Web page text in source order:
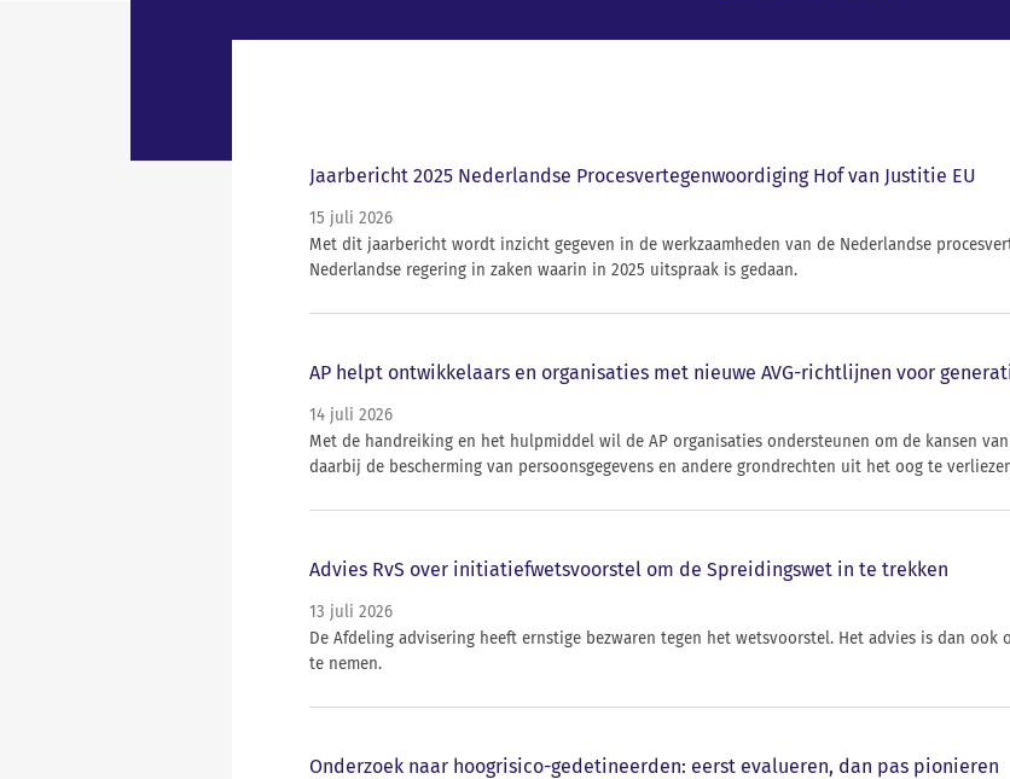
Jaarbericht 2025 Nederlandse Procesvertegenwoordiging Hof van Justitie EU
15 juli 2026
Met dit jaarbericht wordt inzicht gegeven in de werkzaamheden van de Nederlandse
Nederlandse regering in zaken waarin in 2025 uitspraak is gedaan.
AP helpt ontwikkelaars en organisaties met nieuwe AVG-richtlijnen voor
14 juli 2026
Met de handreiking en het hulpmiddel wil de AP organisaties ondersteunen om de kansen
daarbij de bescherming van persoonsgegevens en andere grondrechten uit het oog te
Advies RvS over initiatiefwetsvoorstel om de Spreidingswet in te trekken
13 juli 2026
De Afdeling advisering heeft ernstige bezwaren tegen het wetsvoorstel. Het advies is dan
te nemen.
Onderzoek naar hoogrisico-gedetineerden: eerst evalueren, dan pas pionieren